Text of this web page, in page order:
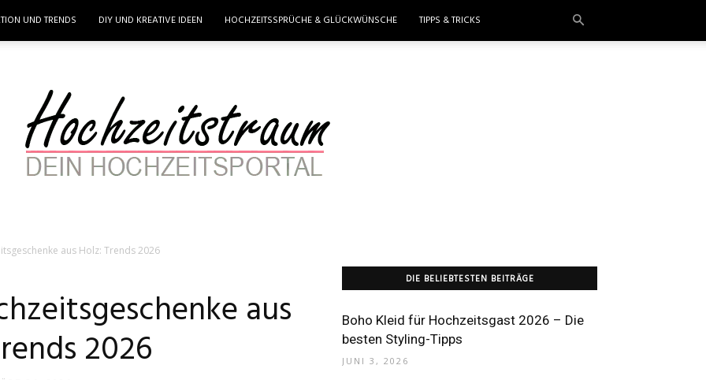
UND TRENDS DIY UND KREATIVE IDEEN HOCHZEITSSPRÜCHE & GLÜCKWÜNSCHE TIPPS & TRICKS
aus Holz: Trends 2026
aus
2026
DIE BELIEBTESTEN BEITRÄGE
Boho Kleid für Hochzeitsgast 2026 – Die
besten Styling-Tipps
JUNI 3, 2026